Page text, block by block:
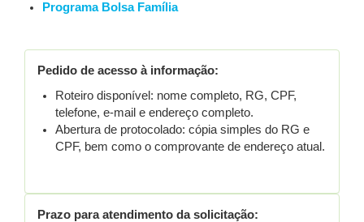
Programa Bolsa Família
Pedido de acesso à informação:
Roteiro disponível: nome completo, RG, CPF,
telefone, e-mail e endereço completo.
Abertura de protocolado: cópia simples do RG e
CPF, bem como o comprovante de endereço atual.
Prazo para atendimento da solicitação: